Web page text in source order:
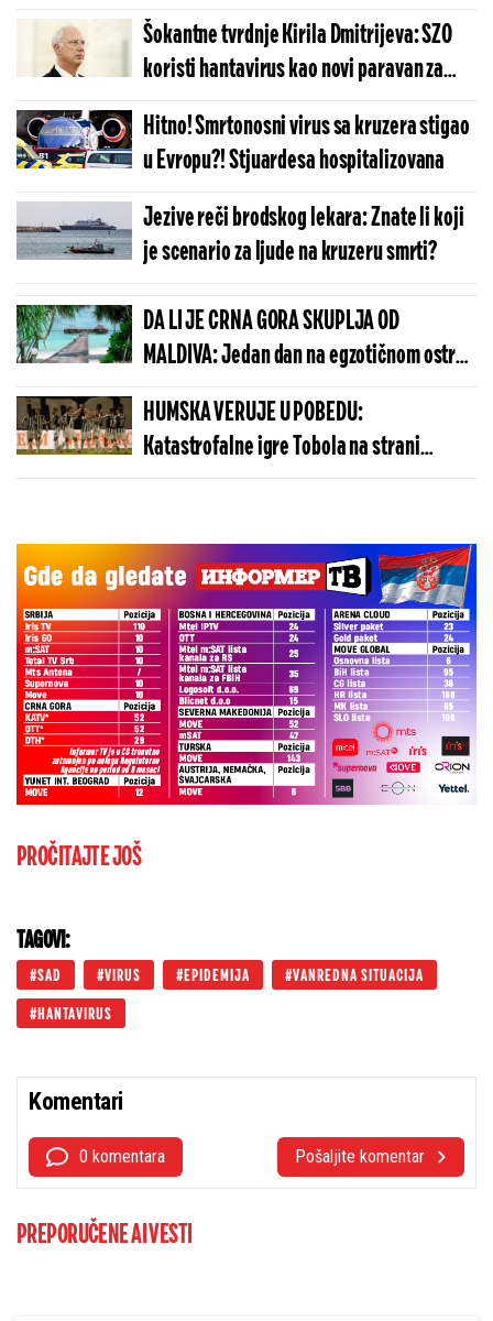
Šokantne tvrdnje Kirila Dmitrijeva: SZO
koristi hantavirus kao novi paravan za
globalnu krizu?
Hitno! Smrtonosni virus sa kruzera stigao
u Evropu?! Stjuardesa hospitalizovana
Jezive reči brodskog lekara: Znate li koji
je scenario za ljude na kruzeru smrti?
DA LI JE CRNA GORA SKUPLJA OD
MALDIVA: Jedan dan na egzotičnom ostrvu
može da košta manje nego u Budvi
HUMSKA VERUJE U POBEDU:
Katastrofalne igre Tobola na strani
ulivaju samopouzdanje Partizanu
PROČITAJTE JOŠ
TAGOVI:
SAD VIRUS EPIDEMIJA VANREDNA SITUACIJA
HANTAVIRUS
Komentari
0 komentara Pošaljite komentar
PREPORUČENE AI VESTI